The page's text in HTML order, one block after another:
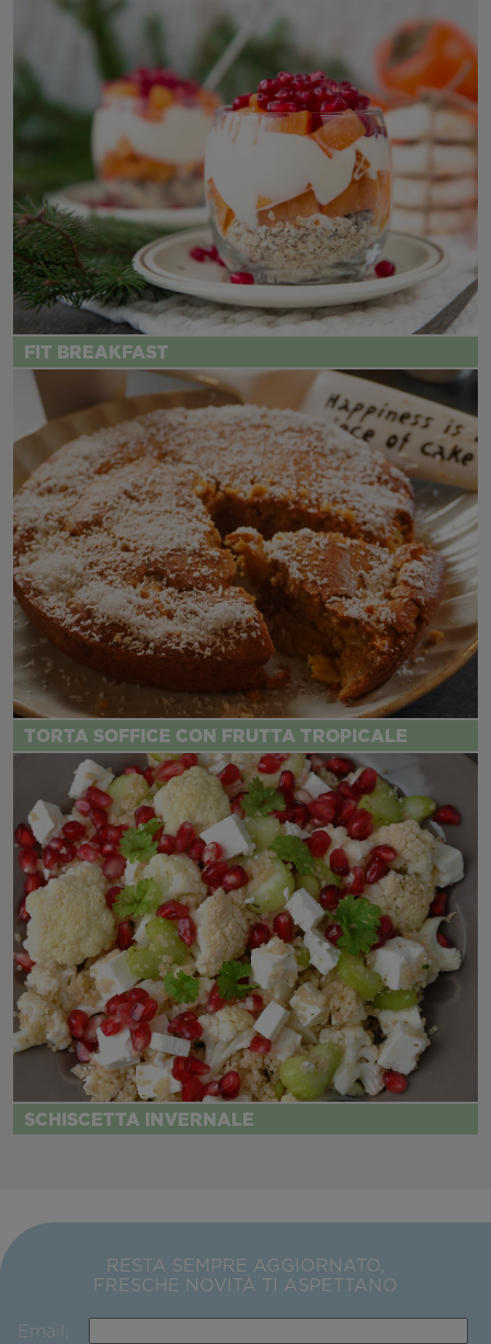
FIT BREAKFAST
TORTA SOFFICE CON FRUTTA TROPICALE
SCHISCETTA INVERNALE
RESTA SEMPRE AGGIORNATO,
FRESCHE NOVITÀ TI ASPETTANO
Email: